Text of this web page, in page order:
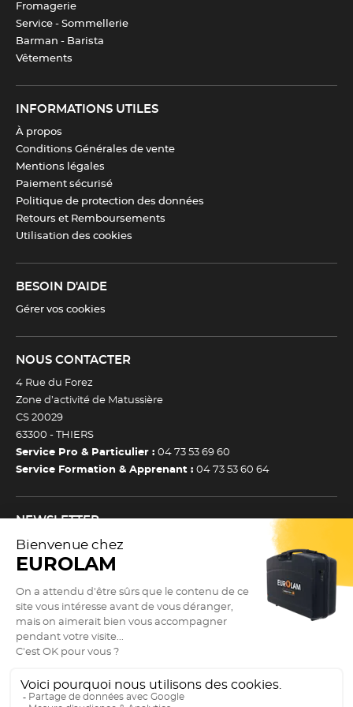
Fromagerie
Service - Sommellerie
Barman - Barista
Vêtements
INFORMATIONS UTILES
À propos
Conditions Générales de vente
Mentions légales
Paiement sécurisé
Politique de protection des données
Retours et Remboursements
Utilisation des cookies
BESOIN D'AIDE
Gérer vos cookies
NOUS CONTACTER
4 Rue du Forez
Zone d’activité de Matussière
CS 20029
63300 - THIERS
Service Pro & Particulier : 04 73 53 69 60
Service Formation & Apprenant : 04 73 53 60 64
NEWSLETTER
Inscrivez-vous à notre newsletter et recevez toutes nos
actualtiés et bons plans.
Je m’inscris à la newsletter
(Esc)
Newsletter
Adresse e-mail *
Actualités
Nos réseaux sociaux
9.3 /10
2898 avis